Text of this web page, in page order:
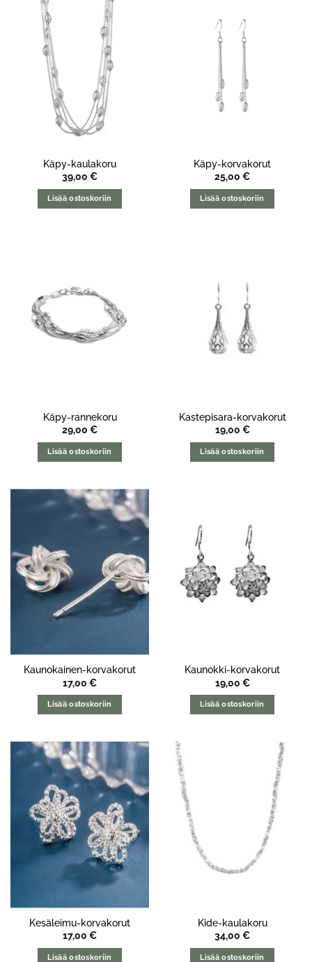
Käpy-kaulakoru
39,00 €
Lisää ostoskoriin
Käpy-korvakorut
25,00 €
Lisää ostoskoriin
Käpy-rannekoru
29,00 €
Lisää ostoskoriin
Kastepisara-korvakorut
19,00 €
Lisää ostoskoriin
Kaunokainen-korvakorut
17,00 €
Lisää ostoskoriin
Kaunokki-korvakorut
19,00 €
Lisää ostoskoriin
Kesäleimu-korvakorut
17,00 €
Lisää ostoskoriin
Kide-kaulakoru
34,00 €
Lisää ostoskoriin